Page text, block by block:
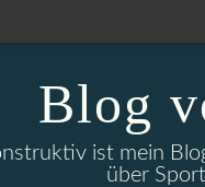
Blog
ist mein
über